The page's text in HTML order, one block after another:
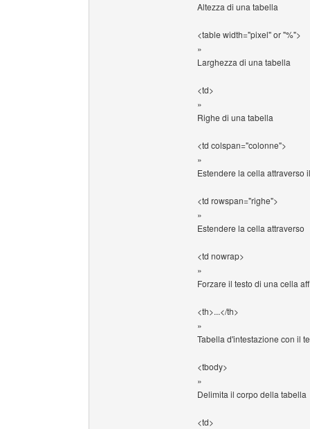
Altezza di una tabella
<table width="pixel" or "%">
»
Larghezza di una tabella
<td>
»
Righe di una tabella
<td colspan="colonne">
»
Estendere la cella attraverso
<td rowspan="righe">
»
Estendere la cella attraverso
<td nowrap>
»
Forzare il testo di una cella
<th>...</th>
»
Tabella d'intestazione con il
<tbody>
»
Delimita il corpo della tabella
<td>